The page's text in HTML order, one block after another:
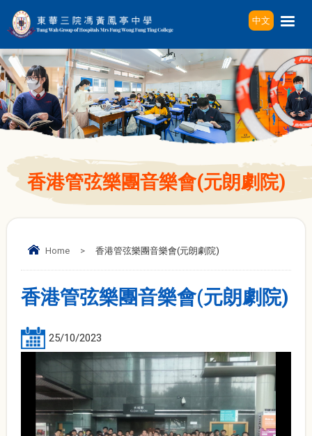
中文
香港管弦樂團音樂會(元朗劇院)
Home > 香港管弦樂團音樂會(元朗劇院)
香港管弦樂團音樂會(元朗劇院)
25/10/2023